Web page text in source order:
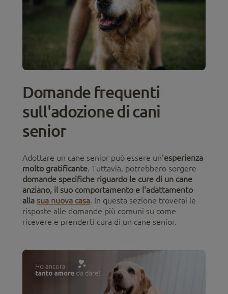
Domande frequenti
sull'adozione di cani
senior
Adottare un cane senior può essere un'esperienza
molto gratificante. Tuttavia, potrebbero sorgere
domande specifiche riguardo le cure di un cane
anziano, il suo comportamento e l'adattamento
alla sua nuova casa. In questa sezione troverai le
risposte alle domande più comuni su come
ricevere e prenderti cura di un cane senior.